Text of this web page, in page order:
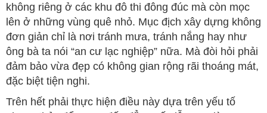
không riêng ở các khu đô thi đông đúc mà còn mọc
lên ở những vùng quê nhỏ. Mục địch xây dựng không
đơn giản chỉ là nơi tránh mưa, tránh nắng hay như
ông bà ta nói “an cư lạc nghiệp” nữa. Mà đòi hỏi phải
đảm bảo vừa đẹp có không gian rộng rãi thoáng mát,
đặc biệt tiện nghi.
Trên hết phải thực hiện điều này dựa trên yếu tố